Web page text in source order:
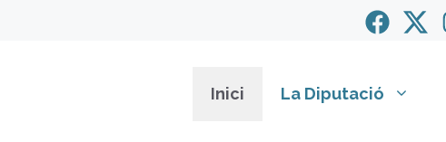
Inici La Diputació